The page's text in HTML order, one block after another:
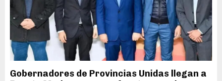
Gobernadores de Provincias Unidas llegan a